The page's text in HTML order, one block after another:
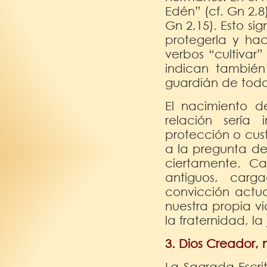
Edén” (cf. Gn
Gn 2,15). Esto
protegerla y
verbos
indican
guardián de
El nacimiento
relación sería
protección o
a la pregunta
ciertamente.
antiguos,
convicción
nuestra propia
la fraternidad, la
3. Dios